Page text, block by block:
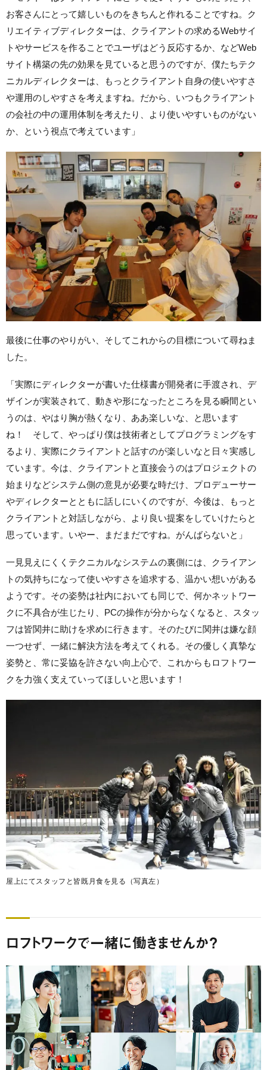
お客さんにとって嬉しいものをきちんと作れることですね。ク
リエイティブディレクターは、クライアントの求めるWebサイ
トやサービスを作ることでユーザはどう反応するか、などWeb
サイト構築の先の効果を見ていると思うのですが、僕たちテク
ニカルディレクターは、もっとクライアント自身の使いやすさ
や運用のしやすさを考えますね。だから、いつもクライアント
の会社の中の運用体制を考えたり、より使いやすいものがない
か、という視点で考えています」
最後に仕事のやりがい、そしてこれからの目標について尋ねま
した。
「実際にディレクターが書いた仕様書が開発者に手渡され、デ
ザインが実装されて、動きや形になったところを見る瞬間とい
うのは、やはり胸が熱くなり、ああ楽しいな、と思います
ね！ そして、やっぱり僕は技術者としてプログラミングをす
るより、実際にクライアントと話すのが楽しいなと日々実感し
ています。今は、クライアントと直接会うのはプロジェクトの
始まりなどシステム側の意見が必要な時だけ、プロデューサー
やディレクターとともに話しにいくのですが、今後は、もっと
クライアントと対話しながら、より良い提案をしていけたらと
思っています。いやー、まだまだですね。がんばらないと」
一見見えにくくテクニカルなシステムの裏側には、クライアン
トの気持ちになって使いやすさを追求する、温かい想いがある
ようです。その姿勢は社内においても同じで、何かネットワー
クに不具合が生じたり、PCの操作が分からなくなると、スタッ
フは皆関井に助けを求めに行きます。そのたびに関井は嫌な顔
一つせず、一緒に解決方法を考えてくれる。その優しく真摯な
姿勢と、常に妥協を許さない向上心で、これからもロフトワー
クを力強く支えていってほしいと思います！
屋上にてスタッフと皆既月食を見る（写真左）
ロフトワークで一緒に働きませんか？